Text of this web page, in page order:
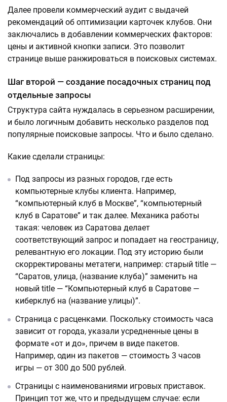
Далее провели коммерческий аудит с выдачей
рекомендаций об оптимизации карточек клубов. Они
заключались в добавлении коммерческих факторов:
цены и активной кнопки записи. Это позволит
странице выше ранжироваться в поисковых системах.
Шаг второй — создание посадочных страниц под
отдельные запросы
Структура сайта нуждалась в серьезном расширении,
и было логичным добавить несколько разделов под
популярные поисковые запросы. Что и было сделано.
Какие сделали страницы:
Под запросы из разных городов, где есть
компьютерные клубы клиента. Например,
“компьютерный клуб в Москве”, “компьютерный
клуб в Саратове” и так далее. Механика работы
такая: человек из Саратова делает
соответствующий запрос и попадает на геостраницу,
релевантную его локации. Под эту историю были
скорректированы метатеги, например: старый title —
“Саратов, улица, (название клуба)” заменить на
новый title — “Компьютерный клуб в Саратове —
киберклуб на (название улицы)”.
Страница с расценками. Поскольку стоимость часа
зависит от города, указали усредненные цены в
формате «от и до», причем в виде пакетов.
Например, один из пакетов — стоимость 3 часов
игры — от 300 до 500 рублей.
Страницы с наименованиями игровых приставок.
Принцип тот же, что и предыдущем случае: если